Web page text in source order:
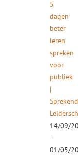
5
dagen
beter
leren
spreken
voor
publiek
|
14/09/
-
01/05/